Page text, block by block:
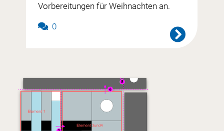
Vorbereitungen für Weihnachten an.
0